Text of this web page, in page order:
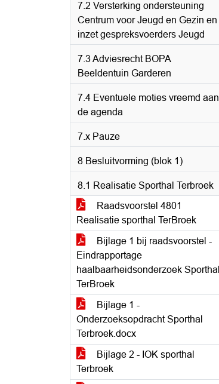
7.2 Versterking ondersteuning
Centrum voor Jeugd en Gezin en
inzet gespreksvoerders Jeugd
7.3 Adviesrecht BOPA
Beeldentuin Garderen
7.4 Eventuele moties vreemd aan
de agenda
7.x Pauze
8 Besluitvorming (blok 1)
8.1 Realisatie Sporthal Terbroek
Raadsvoorstel 4801
Realisatie sporthal TerBroek
Bijlage 1 bij raadsvoorstel -
Eindrapportage
haalbaarheidsonderzoek Sporthal
TerBroek
Bijlage 1 -
Onderzoeksopdracht Sporthal
Terbroek.docx
Bijlage 2 - IOK sporthal
Terbroek